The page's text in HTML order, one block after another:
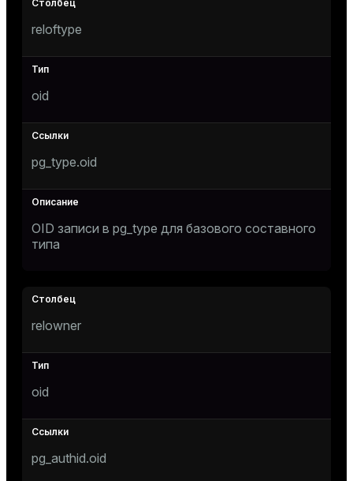
reloftype
oid
pg_type.oid
OID записи в pg_type для базового составного
типа
relowner
oid
pg_authid.oid